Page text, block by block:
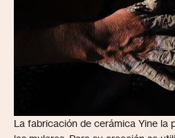
La fabricación de cerámica Yine la